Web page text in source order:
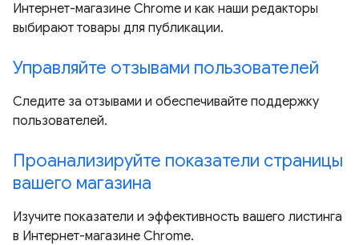
Интернет-магазине Chrome и как наши редакторы
выбирают товары для публикации.
Управляйте отзывами пользователей
Следите за отзывами и обеспечивайте поддержку
пользователей.
Проанализируйте показатели страницы
вашего магазина
Изучите показатели и эффективность вашего листинга
в Интернет-магазине Chrome.